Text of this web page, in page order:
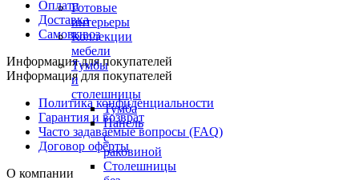
Готовые
интерьеры
Коллекции
мебели
Тумбы
и
столешницы
Тумба
Панель
с
раковиной
Столешницы
Оплата
Доставка
Самовывоз
Информация для покупателей
Информация для покупателей
Политика конфиденциальности
Гарантия и возврат
Часто задаваемые вопросы (FAQ)
Договор оферты
О компании